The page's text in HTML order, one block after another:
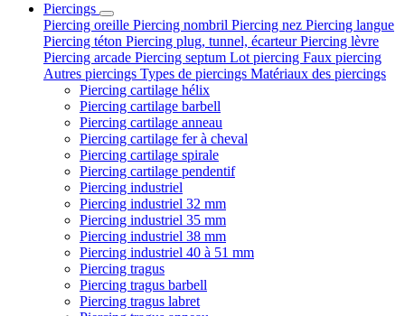
Piercings
Piercing oreille Piercing nombril Piercing nez Piercing langue
Piercing téton Piercing plug, tunnel, écarteurPiercing lèvre
Piercing arcade Piercing septum Lot piercing Faux piercing
Autres piercings Types de piercings Matériaux des piercings
Piercing cartilage hélix
Piercing cartilage barbell
Piercing cartilage anneau
Piercing cartilage fer à cheval
Piercing cartilage spirale
Piercing cartilage pendentif
Piercing industriel
Piercing industriel 32 mm
Piercing industriel 35 mm
Piercing industriel 38 mm
Piercing industriel 40 à 51 mm
Piercing tragus
Piercing tragus barbell
Piercing tragus labret